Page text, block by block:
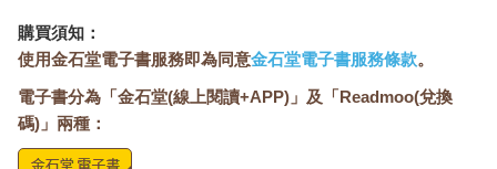
購買須知：
使用金石堂電子書服務即為同意金石堂電子書服務條款。
電子書分為「金石堂(線上閱讀+APP)」及「Readmoo(兌換
碼)」兩種：